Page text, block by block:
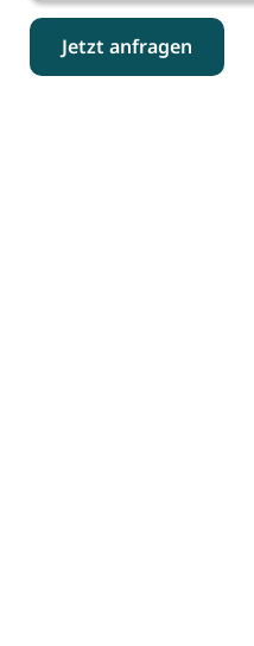
Jetzt anfragen